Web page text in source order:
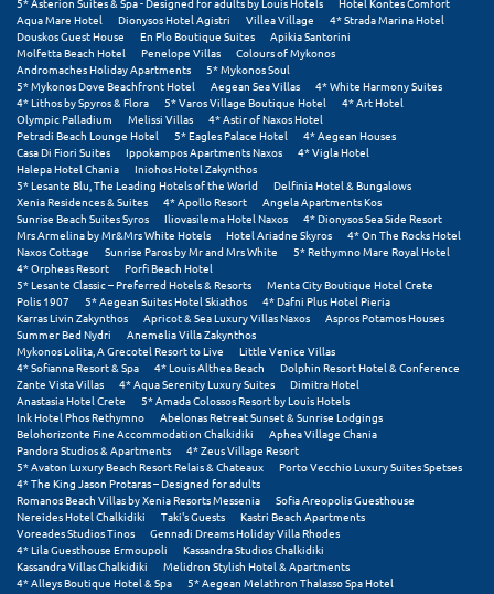
Κύθηρα
Κυλλήνη
Κύμη Ευβοίας
Κυπαρισσία
Κύπρος
Κως
Λ
Λαγκάδια
Λακόπετρα Αχαΐας
Λακωνία
Λασίθι
Λεπτοκαρυά
Λέσβος
Aqua Mare Hotel
Dionysos Hotel Agistri Villea Village
4* Strada Marina Hotel
Douskos Guest House
En Plo Boutique Suites
Apikia Santorini
Molfetta Beach Hotel
Penelope Villas
Colours of Mykonos
Andromaches Holiday Apartments
5* Mykonos Soul
5* Mykonos Dove Beachfront Hotel
Aegean Sea Villas
4* White Harmony Suites
4* Lithos by Spyros & Flora
5* Varos Village Boutique Hotel
4* Art Hotel
Olympic Palladium
Melissi Villas
4* Astir of Naxos Hotel
Petradi Beach Lounge Hotel
5* Eagles Palace Hotel
4* Aegean Houses
Casa Di Fiori Suites
Ippokampos Apartments Naxos
4* Vigla Hotel
Halepa Hotel Chania
Iniohos Hotel Zakynthos
5* Lesante Blu, The Leading Hotels of the World
Delfinia Hotel & Bungalows
Xenia Residences & Suites
4* Apollo Resort
Angela Apartments Kos
Sunrise Beach Suites Syros
Iliovasilema Hotel Naxos
4* Dionysos Sea Side Resort
Mrs Armelina by Mr&Mrs White Hotels
Hotel Ariadne Skyros
4* On The Rocks Hotel
Naxos Cottage
Sunrise Paros by Mr and Mrs White
5* Rethymno Mare Royal Hotel
4* Orpheas Resort
Porfi Beach Hotel
5* Lesante Classic – Preferred Hotels & Resorts
Menta City Boutique Hotel Crete
Polis 1907
5* Aegean Suites Hotel Skiathos
4* Dafni Plus Hotel Pieria
Karras Livin Zakynthos
Apricot & Sea Luxury Villas Naxos
Aspros Potamos Houses
Summer Bed Nydri
Anemelia Villa Zakynthos
Mykonos Lolita, A Grecotel Resort to Live
Little Venice Villas
4* Sofianna Resort & Spa
4* Louis Althea Beach
Dolphin Resort Hotel & Conference
Zante Vista Villas
4* Aqua Serenity Luxury Suites
Dimitra Hotel
Anastasia Hotel Crete
5* Amada Colossos Resort by Louis Hotels
Ink Hotel Phos Rethymno
Abelonas Retreat Sunset & Sunrise Lodgings
Belohorizonte Fine Accommodation Chalkidiki
Aphea Village Chania
Pandora Studios & Apartments
4* Zeus Village Resort
5* Avaton Luxury Beach Resort Relais & Chateaux
Porto Vecchio Luxury Suites Spetses
4* The King Jason Protaras – Designed for adults
Romanos Beach Villas by Xenia Resorts Messenia
Sofia Areopolis Guesthouse
Nereides Hotel Chalkidiki
Taki's Guests
Kastri Beach Apartments
Voreades Studios Tinos
Gennadi Dreams Holiday Villa Rhodes
4* Lila Guesthouse Ermoupoli
Kassandra Studios Chalkidiki
Kassandra Villas Chalkidiki
Melidron Stylish Hotel & Apartments
4* Alleys Boutique Hotel & Spa
5* Aegean Melathron Thalasso Spa Hotel